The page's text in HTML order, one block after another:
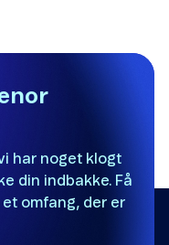
har noget klogt
din indbakke. Få
omfang, der er